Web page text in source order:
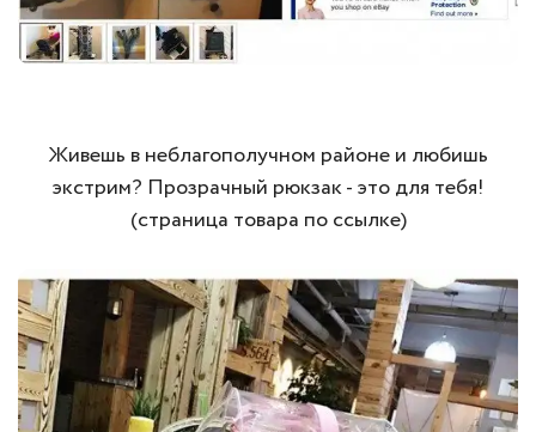
Живешь в неблагополучном районе и любишь
экстрим? Прозрачный рюкзак - это для тебя!
(страница товара по ссылке)